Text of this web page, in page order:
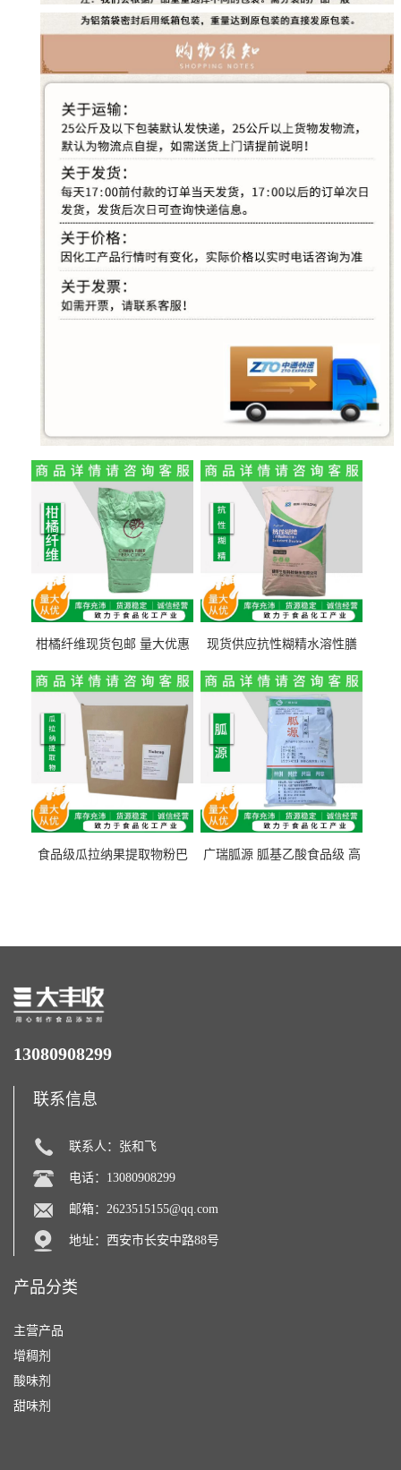
柑橘纤维现货包邮 量大优惠
现货供应抗性糊精水溶性膳
量1kg包邮
食品级瓜拉纳果提取物粉巴
广瑞胍源 胍基乙酸食品级 高
13080908299
联系信息
联系人：张和飞
电话：13080908299
邮箱： 2623515155@qq.com
地址：西安市长安中路88号
产品分类
主营产品
增稠剂
酸味剂
甜味剂